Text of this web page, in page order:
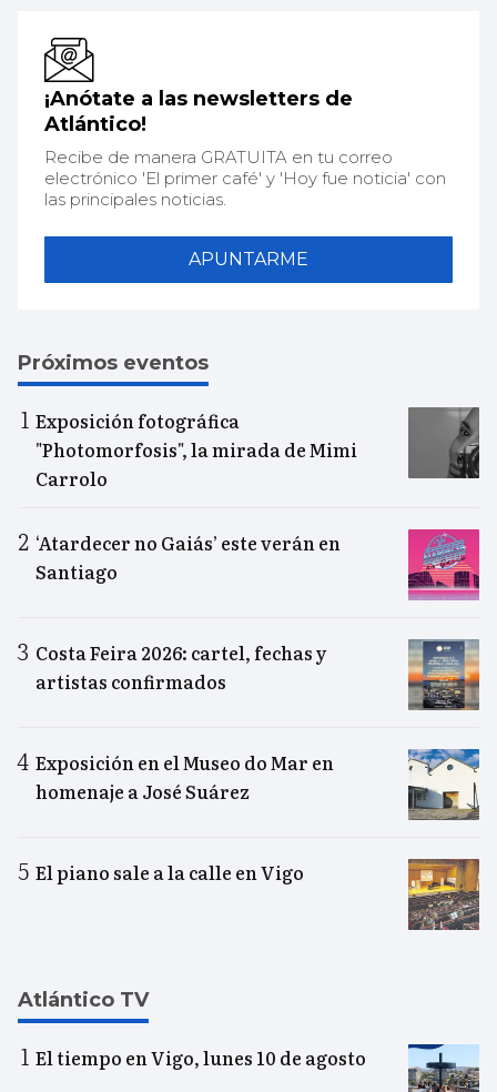
¡Anótate a las newsletters de
Atlántico!
Recibe de manera GRATUITA en tu correo
electrónico 'El primer café' y 'Hoy fue noticia' con
las principales noticias.
APUNTARME
Próximos eventos
Exposición fotográfica
"Photomorfosis", la mirada de Mimi
Carrolo
‘Atardecer no Gaiás’ este verán en
Santiago
Costa Feira 2026: cartel, fechas y
artistas confirmados
Exposición en el Museo do Mar en
homenaje a José Suárez
El piano sale a la calle en Vigo
Atlántico TV
El tiempo en Vigo, lunes 10 de agosto